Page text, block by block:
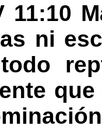
11:10
ni